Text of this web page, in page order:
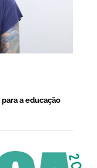
a educação